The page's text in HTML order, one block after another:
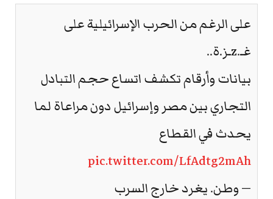
على الرغم من الحرب الإسرائيلية على
غـ.zـز.ة..
بيانات وأرقام تكشف اتساع حجم التبادل
التجاري بين مصر وإسرائيل دون مراعاة لما
يحدث في القطاع
pic.twitter.com/LfAdtg2mAh
— وطن. يغرد خارج السرب